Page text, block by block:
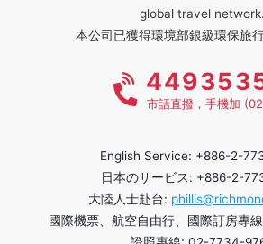
global travel network.
本公司已獲得環境部銀級環保旅
市話直撥，手機加
English Service: +886-2-
日本のサービス: +886-2-
大陸人士赴台:
國際機票、航空自由行、國際訂房專